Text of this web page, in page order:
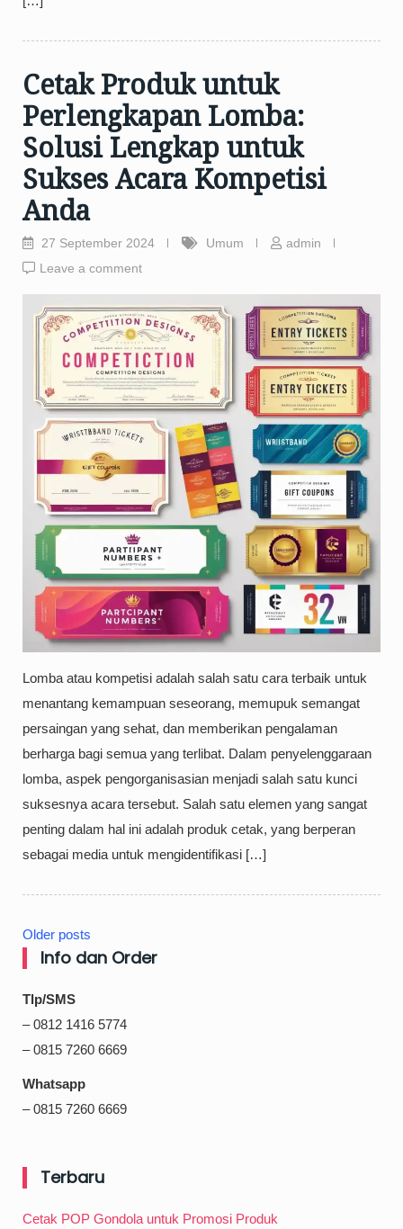
Cetak Produk untuk
Perlengkapan Lomba:
Solusi Lengkap untuk
Sukses Acara Kompetisi
Anda
27 September 2024 Umum
admin
Leave a comment
Lomba atau kompetisi adalah salah satu cara terbaik untuk
menantang kemampuan seseorang, memupuk semangat
persaingan yang sehat, dan memberikan pengalaman
berharga bagi semua yang terlibat. Dalam penyelenggaraan
lomba, aspek pengorganisasian menjadi salah satu kunci
suksesnya acara tersebut. Salah satu elemen yang sangat
penting dalam hal ini adalah produk cetak, yang berperan
sebagai media untuk mengidentifikasi […]
Posts
navigation
Older posts
Info dan Order
Tlp/SMS
– 0812 1416 5774
– 0815 7260 6669
Whatsapp
– 0815 7260 6669
Terbaru
Cetak POP Gondola untuk Promosi Produk